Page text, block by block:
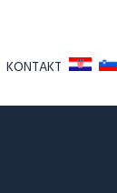
KONTAKT